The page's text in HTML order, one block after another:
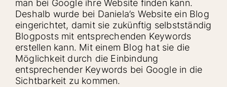
man bei Google ihre Website finden kann.
Deshalb wurde bei Daniela’s Website ein Blog
eingerichtet, damit sie zukünftig selbstständig
Blogposts mit entsprechenden Keywords
erstellen kann. Mit einem Blog hat sie die
Möglichkeit durch die Einbindung
entsprechender Keywords bei Google in die
Sichtbarkeit zu kommen.